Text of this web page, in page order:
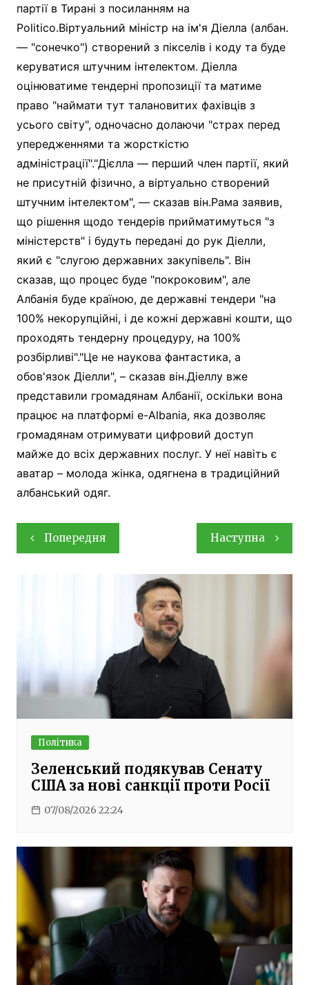
партії в Тирані з посиланням на
Politico.Віртуальний міністр на ім'я Діелла (албан.
— "сонечко") створений з пікселів і коду та буде
керуватися штучним інтелектом. Діелла
оцінюватиме тендерні пропозиції та матиме
право "наймати тут талановитих фахівців з
усього світу", одночасно долаючи "страх перед
упередженнями та жорсткістю
адміністрації"."Дієлла — перший член партії, який
не присутній фізично, а віртуально створений
штучним інтелектом", — сказав він.Рама заявив,
що рішення щодо тендерів прийматимуться "з
міністерств" і будуть передані до рук Діелли,
який є "слугою державних закупівель". Він
сказав, що процес буде "покроковим", але
Албанія буде країною, де державні тендери "на
100% некорупційні, і де кожні державні кошти, що
проходять тендерну процедуру, на 100%
розбірливі"."Це не наукова фантастика, а
обов'язок Діелли", – сказав він.Діеллу вже
представили громадянам Албанії, оскільки вона
працює на платформі e-Albania, яка дозволяє
громадянам отримувати цифровий доступ
майже до всіх державних послуг. У неї навіть є
аватар – молода жінка, одягнена в традиційний
албанський одяг.
Навігація
записів
Попередня Наступна
Політика
Зеленський подякував Сенату
США за нові санкції проти Росії
07/08/2026 22:24